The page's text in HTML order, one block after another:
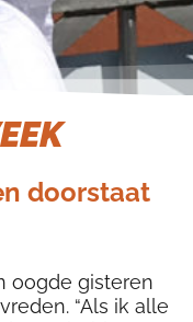
doorstaat
oogde gisteren
“Als ik alle